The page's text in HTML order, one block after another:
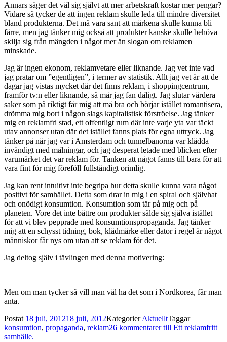
Annars säger det väl sig självt att mer arbetskraft kostar mer pengar?
Vidare så tycker de att ingen reklam skulle leda till mindre diversitet
bland produkterna. Det må vara sant att märkena skulle kunna bli
färre, men jag tänker mig också att produkter kanske skulle behöva
skilja sig från mängden i något mer än slogan om reklamen
minskade.
Jag är ingen ekonom, reklamvetare eller liknande. Jag vet inte vad
jag pratar om ”egentligen”, i termer av statistik. Allt jag vet är att de
dagar jag vistas mycket där det finns reklam, i shoppingcentrum,
framför tv:n eller liknande, så mår jag fan dåligt. Jag slutar värdera
saker som på riktigt får mig att må bra och börjar istället romantisera,
drömma mig bort i någon slags kapitalistisk förströelse. Jag tänker
mig en reklamfri stad, ett offentligt rum där inte varje yta var täckt
utav annonser utan där det istället fanns plats för egna uttryck. Jag
tänker på när jag var i Amsterdam och tunnelbanorna var klädda
invändigt med målningar, och jag desperat letade med blicken efter
varumärket det var reklam för. Tanken att något fanns till bara för att
vara fint för mig föreföll fullständigt orimlig.
Jag kan rent intuitivt inte begripa hur detta skulle kunna vara något
positivt för samhället. Detta som drar in mig i en spiral och självhat
och onödigt konsumtion. Konsumtion som tär på mig och på
planeten. Vore det inte bättre om produkter sålde sig själva istället
för att vi blev pepprade med konsumtionspropaganda. Jag tänker
mig att en schysst tidning, bok, klädmärke eller dator i regel är något
människor får nys om utan att se reklam för det.
Jag deltog själv i tävlingen med denna motivering:
Men om man tycker så vill man väl ha det som i Nordkorea, får man
anta.
Postat 18 juli, 201218 juli, 2012KategorierAktuelltTaggar
konsumtion, propaganda, reklam26 kommentarertill Ett reklamfritt
samhälle.